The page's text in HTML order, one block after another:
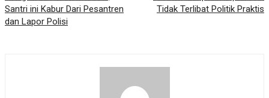
Santri ini Kabur Dari Pesantren
dan Lapor Polisi
Tidak Terlibat Politik Praktis